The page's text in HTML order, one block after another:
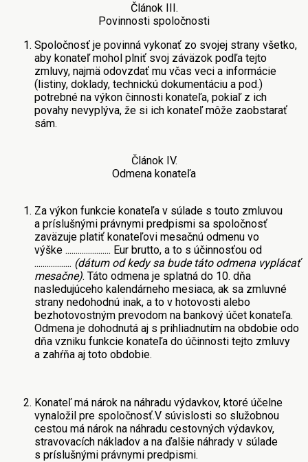
Článok IІІ.
Povinnosti spoločnosti
Spoločnosť je povinná vykonať zo svojej strany všetko,
aby konateľ mohol plniť svoj záväzok podľa tejto
zmluvy, najmä odovzdať mu včas veci a informácie
(listiny, doklady, technickú dokumentáciu a pod.)
potrebné na výkon činnosti konateľa, pokiaľ z ich
povahy nevyplýva, že si ich konateľ môže zaobstarať
sám.
Článok ІV.
Odmena konateľa
Za výkon funkcie konateľa v súlade s touto zmluvou
a príslušnými právnymi predpismi sa spoločnosť
zaväzuje platiť konateľovi mesačnú odmenu vo
výške ...................... Eur brutto, a to s účinnosťou od
.................. (dátum od kedy sa bude táto odmena vyplácať
mesačne). Táto odmena je splatná do 10. dňa
nasledujúceho kalendárneho mesiaca, ak sa zmluvné
strany nedohodnú inak, a to v hotovosti alebo
bezhotovostným prevodom na bankový účet konateľa.
Odmena je dohodnutá aj s prihliadnutím na obdobie odo
dňa vzniku funkcie konateľa do účinnosti tejto zmluvy
a zahŕňa aj toto obdobie.
Konateľ má nárok na náhradu výdavkov, ktoré účelne
vynaložil pre spoločnosť.V súvislosti so služobnou
cestou má nárok na náhradu cestovných výdavkov,
stravovacích nákladov a na ďalšie náhrady v súlade
s príslušnými právnymi predpismi.